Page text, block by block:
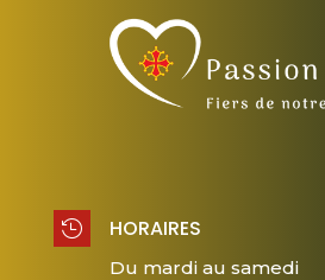
 HORAIRES
Du mardi au samedi